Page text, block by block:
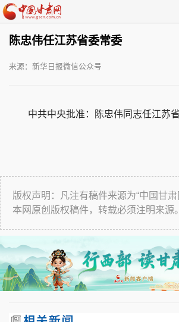
陈忠伟任江苏省委常委
来源：新华日报微信公众号
中共中央批准：陈忠伟同志任江苏省
版权声明：凡注有稿件来源为“中国甘
本网原创版权稿件，转载必须注明来源。